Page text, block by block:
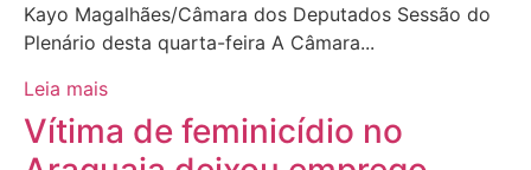
Kayo Magalhães/Câmara dos Deputados Sessão do
Plenário desta quarta-feira A Câmara...
Leia mais
Vítima de feminicídio no